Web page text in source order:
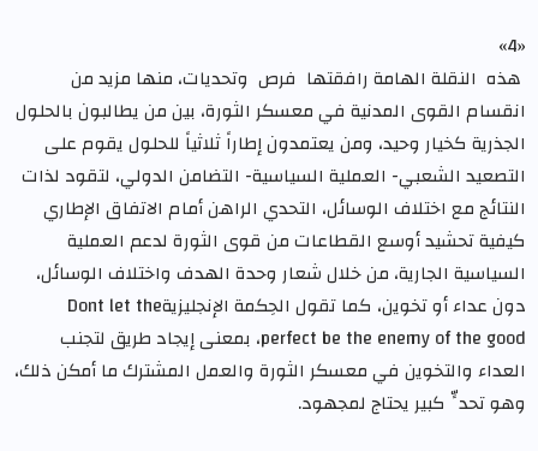
«4»
هذه النقلة الهامة رافقتها فرص وتحديات، منها مزيد من
انقسام القوى المدنية في معسكر الثورة، بين من يطالبون بالحلول
الجذرية كخيار وحيد، ومن يعتمدون إطاراً ثلاثياً للحلول يقوم على
التصعيد الشعبي- العملية السياسية- التضامن الدولي، لتقود لذات
النتائج مع اختلاف الوسائل، التحدي الراهن أمام الاتفاق الإطاري
كيفية تحشيد أوسع القطاعات من قوى الثورة لدعم العملية
السياسية الجارية، من خلال شعار وحدة الهدف واختلاف الوسائل،
دون عداء أو تخوين، كما تقول الحِكمة الإنجليزيةDont let the
perfect be the enemy of the good، بمعنى إيجاد طريق لتجنب
العداء والتخوين في معسكر الثورة والعمل المشترك ما أمكن ذلك،
وهو تحدٍّ كبير يحتاج لمجهود.